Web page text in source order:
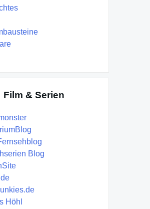
Film & Serien
Blog
Höhl